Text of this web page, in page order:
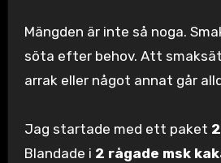
Mängden är inte så noga.
söta efter behov. Att
arrak eller något annat går
Jag startade med ett paket
Blandade i 2 rågade msk